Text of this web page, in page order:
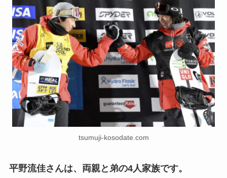
tsumuji-kosodate.com
平野流佳さんは、両親と弟の4人家族です。